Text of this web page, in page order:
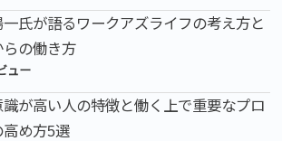
一氏が語るワークアズライフの考え方と
らの働き方
ュー
識が高い人の特徴と働く上で重要なプロ
高め方5選